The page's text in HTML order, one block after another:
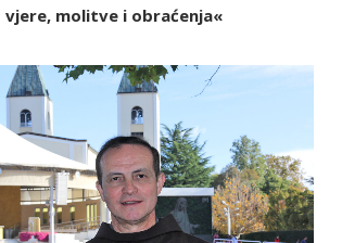
molitve i obraćenja«